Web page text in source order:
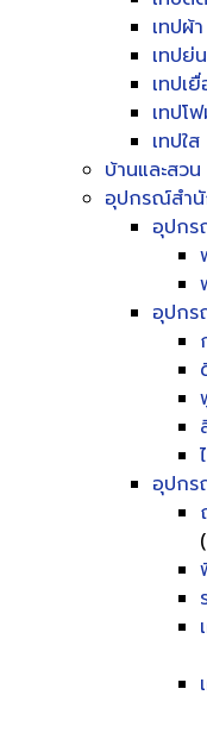
เทปผ้า
เทปย่น
เทปเ
เทปโ
เทปใ
บ้านและสวน
อุปกรณ์สำ
อุปกร
อุปกร
อุปกร